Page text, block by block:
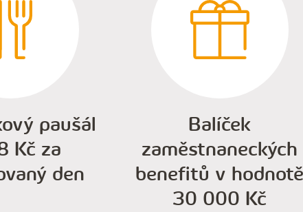
paušál
Kč za
den
Balíček
zaměstnaneckých
benefitů v hodnotě
30 000 Kč